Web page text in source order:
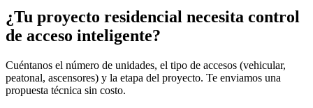
¿Tu proyecto residencial necesita control
de acceso inteligente?
Cuéntanos el número de unidades, el tipo de accesos (vehicular,
peatonal, ascensores) y la etapa del proyecto. Te enviamos una
propuesta técnica sin costo.